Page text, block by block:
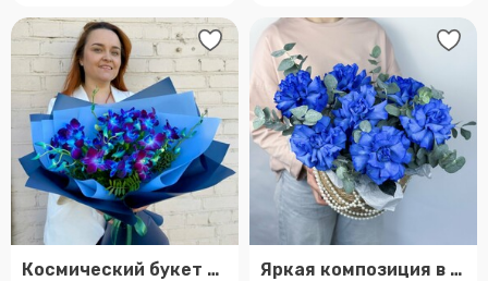
Космический букет из синих орхидей Яркая композиция в корзине из синих французских роз и эвкалипта